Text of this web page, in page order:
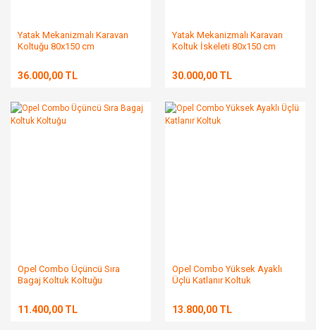
Yatak Mekanizmalı Karavan
Koltuğu 80x150 cm
36.000,00 TL
Yatak Mekanizmalı Karavan
Koltuk İskeleti 80x150 cm
30.000,00 TL
Opel Combo Üçüncü Sıra
Bagaj Koltuk Koltuğu
11.400,00 TL
Opel Combo Yüksek Ayaklı
Üçlü Katlanır Koltuk
13.800,00 TL